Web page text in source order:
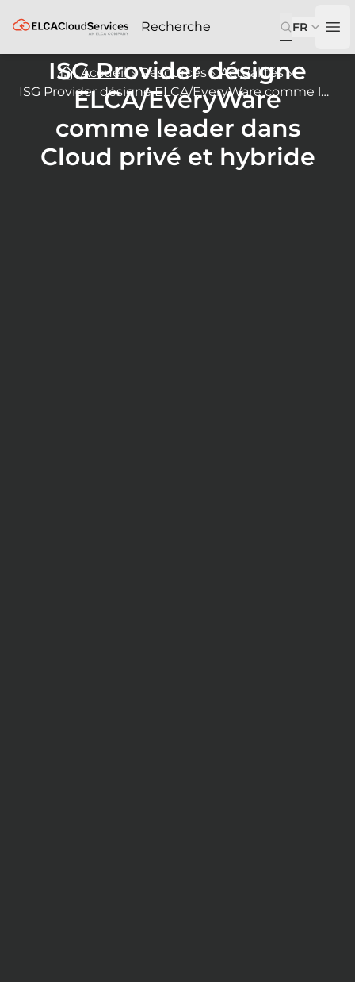
ELCA FR
Accueil Resources
Actualités
ISG Provider désigne ELCA/EveryWare comme leader dans Cloud privé et hybride
ISG Provider désigne
ELCA/EveryWare
comme leader dans
Cloud privé et hybride